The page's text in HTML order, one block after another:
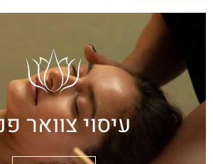
עיסוי צוואר